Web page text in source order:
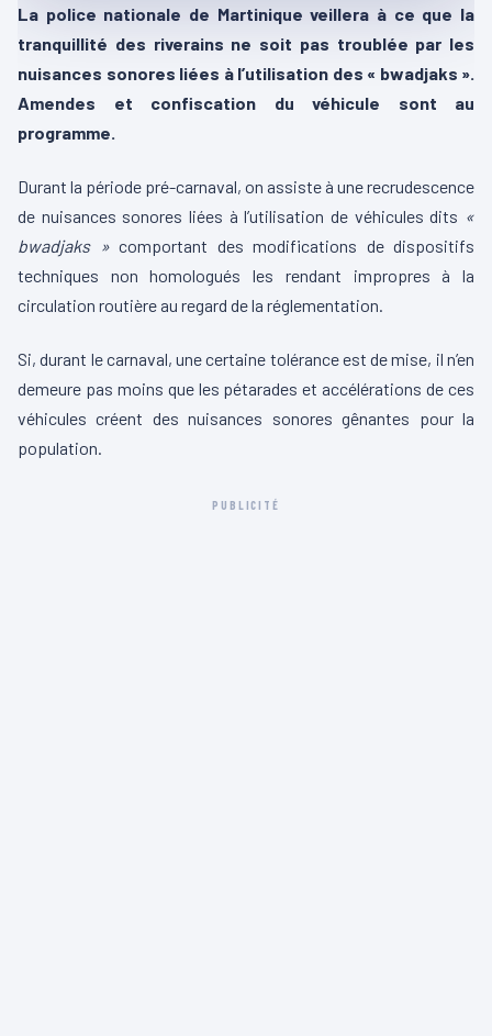
La police nationale de Martinique veillera à ce que la
tranquillité des riverains ne soit pas troublée par les
nuisances sonores liées à l’utilisation des « bwadjaks ».
Amendes et confiscation du véhicule sont au
programme.
Durant la période pré-carnaval, on assiste à une recrudescence
de nuisances sonores liées à l’utilisation de véhicules dits «
bwadjaks »comportant des modifications de dispositifs
techniques non homologués les rendant impropres à la
circulation routière au regard de la réglementation.
Si, durant le carnaval, une certaine tolérance est de mise, il n’en
demeure pas moins que les pétarades et accélérations de ces
véhicules créent des nuisances sonores gênantes pour la
population.
PUBLICITÉ